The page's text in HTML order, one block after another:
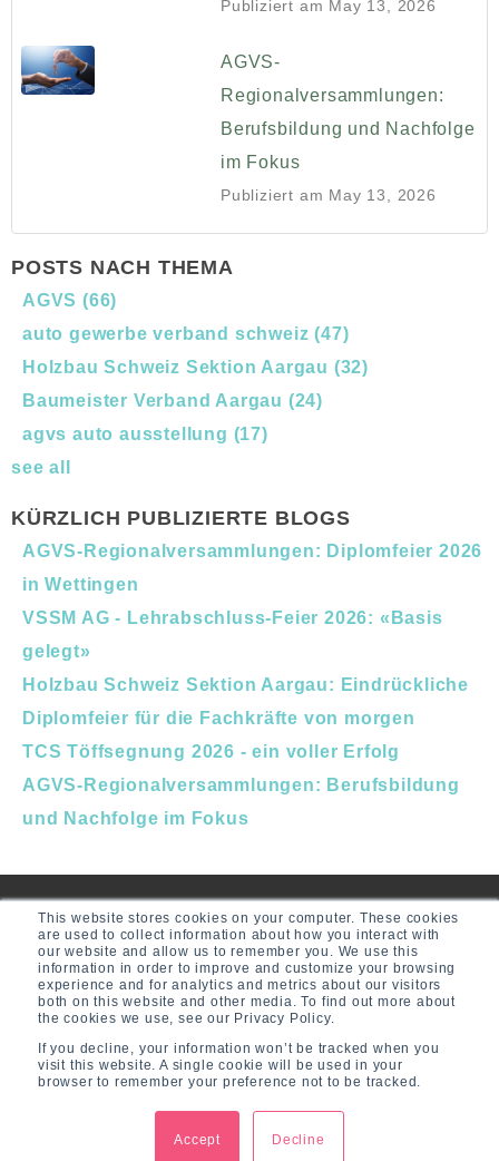
This website stores cookies on your computer. These cookies
are used to collect information about how you interact with
our website and allow us to remember you. We use this
information in order to improve and customize your browsing
experience and for analytics and metrics about our visitors
both on this website and other media. To find out more about
the cookies we use, see our Privacy Policy.
If you decline, your information won’t be tracked when you
visit this website. A single cookie will be used in your
browser to remember your preference not to be tracked.
Accept Decline
Publiziert am May 13, 2026
AGVS-
Regionalversammlungen:
Berufsbildung und Nachfolge
im Fokus
Publiziert am May 13, 2026
POSTS NACH THEMA
AGVS (66)
auto gewerbe verband schweiz(47)
Holzbau Schweiz Sektion Aargau (32)
Baumeister Verband Aargau (24)
agvs auto ausstellung (17)
see all
KÜRZLICH PUBLIZIERTE BLOGS
AGVS-Regionalversammlungen: Diplomfeier 2026
in Wettingen
VSSM AG - Lehrabschluss-Feier 2026: «Basis
gelegt»
Holzbau Schweiz Sektion Aargau: Eindrückliche
Diplomfeier für die Fachkräfte von morgen
TCS Töffsegnung 2026 - ein voller Erfolg
AGVS-Regionalversammlungen: Berufsbildung
und Nachfolge im Fokus
© 2026 CR Communications GmbH